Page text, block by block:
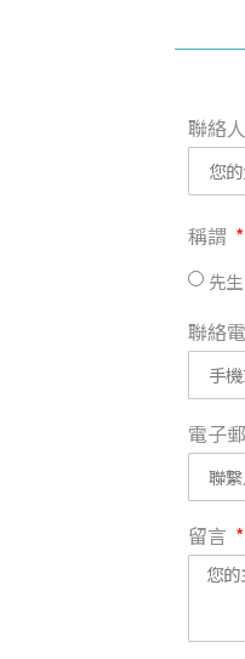
聯絡人
稱謂
先生
聯絡
電子
留言